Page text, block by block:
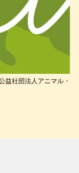
益社団法人アニマル・